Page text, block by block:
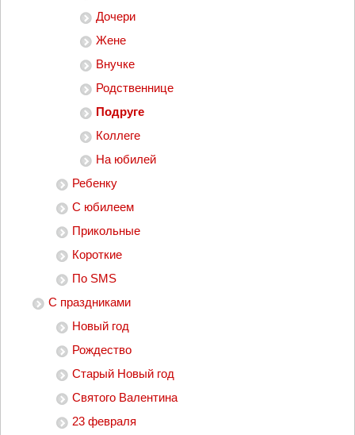
Дочери
Жене
Внучке
Родственнице
Подруге
Коллеге
На юбилей
Ребенку
С юбилеем
Прикольные
Короткие
По SMS
С праздниками
Новый год
Рождество
Старый Новый год
Святого Валентина
23 февраля